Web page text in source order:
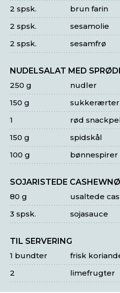
brun farin
2 spsk.
sesamolie
2 spsk.
sesamfrø
2 spsk.
NUDELSALAT MED
nudler
250 g
sukkerærter
150 g
rød
1
spidskål
150 g
bønnespirer
100 g
SOJARISTEDE
usaltede
80 g
sojasauce
3 spsk.
TIL SERVERING
frisk
1 bundter
limefrugter
2